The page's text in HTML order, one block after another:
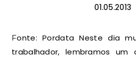
01.05.2013
Fonte: Pordata Neste dia mundial dedicado ao
trabalhador, lembramos um